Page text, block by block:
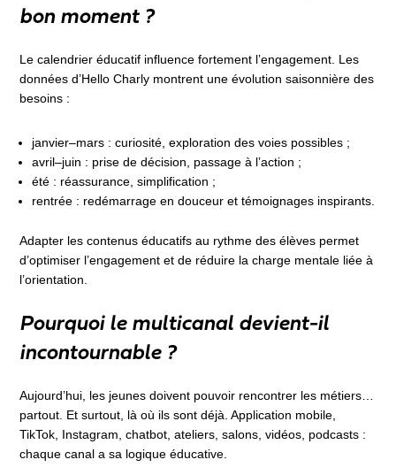
bon moment ?
Le calendrier éducatif influence fortement l’engagement. Les
données d’Hello Charly montrent une évolution saisonnière des
besoins :
janvier–mars : curiosité, exploration des voies possibles ;
avril–juin : prise de décision, passage à l’action ;
été : réassurance, simplification ;
rentrée : redémarrage en douceur et témoignages inspirants.
Adapter les contenus éducatifs au rythme des élèves permet
d’optimiser l’engagement et de réduire la charge mentale liée à
l’orientation.
Pourquoi le multicanal devient-il
incontournable ?
Aujourd’hui, les jeunes doivent pouvoir rencontrer les métiers…
partout. Et surtout, là où ils sont déjà. Application mobile,
TikTok, Instagram, chatbot, ateliers, salons, vidéos, podcasts :
chaque canal a sa logique éducative.